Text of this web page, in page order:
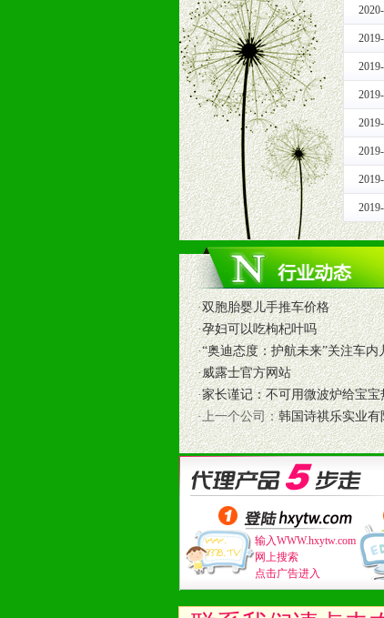
5、确保经销商相应区域内的独家
6、实施经营管理支持，根据经
7、严格控制价格的波动，并给
8、提供合理的退换货保障制度
9、及时有力的推出各种终端促
拉宝、海报、试用装等）
10、提供信息支持，使经销商商
11、提供方便、快捷、灵活、安
12、不断寻求国际前缘产品，完
和终端客户提供更好的支持和服
十二、加盟方法
1、通过电话、邮件、网上留言
2、与我公司相关人员取得联系
3、加盟者也可到我公司实地考
·双胞胎婴儿手推车价格
·孕妇可以吃枸杞叶吗
·“奥迪态度：护航未来”关注车内
·威露士官方网站
·家长谨记：不可用微波炉给宝宝
·上一个公司：韩国诗祺乐实业有
输入WWW.hxytw.com
网上搜索
点击广告进入